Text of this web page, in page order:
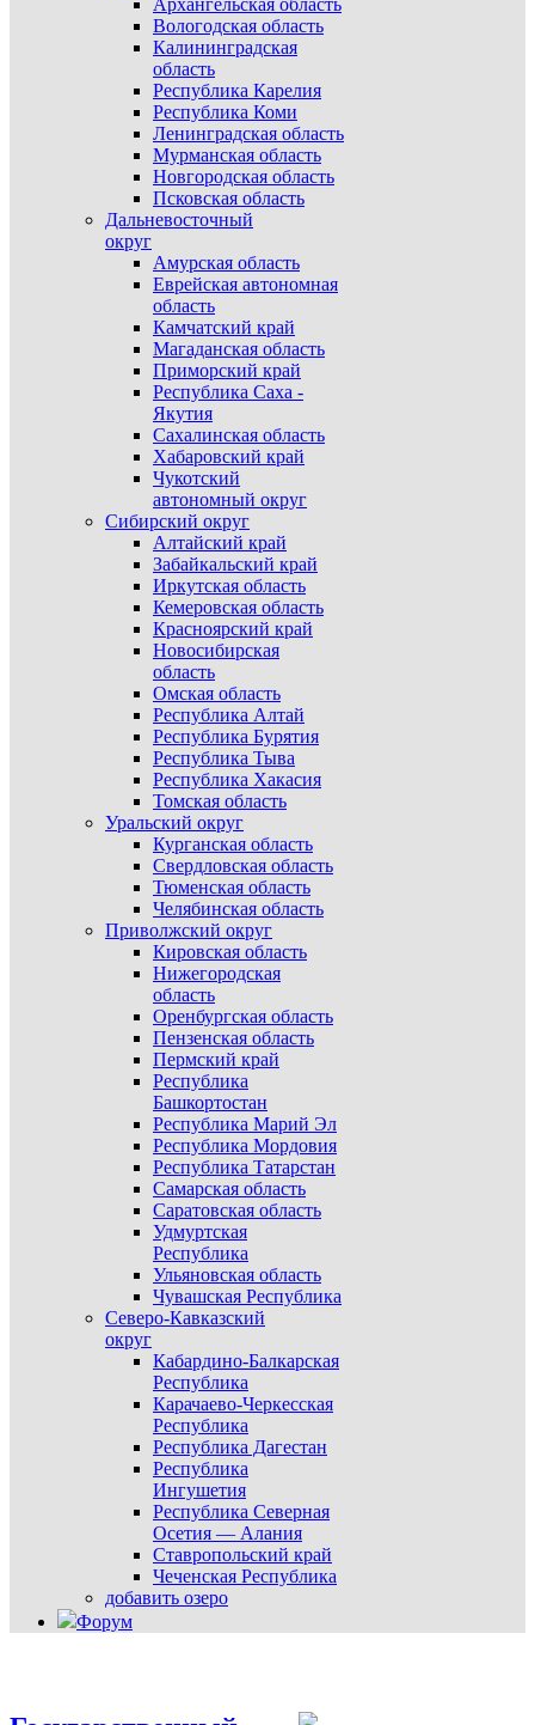
Архангельская область
Вологодская область
Калининградская
область
Республика Карелия
Республика Коми
Ленинградская область
Мурманская область
Новгородская область
Псковская область
Дальневосточный
округ
Амурская область
Еврейская автономная
область
Камчатский край
Магаданская область
Приморский край
Республика Саха -
Якутия
Сахалинская область
Хабаровский край
Чукотский
автономный округ
Сибирский округ
Алтайский край
Забайкальский край
Иркутская область
Кемеровская область
Красноярский край
Новосибирская
область
Омская область
Республика Алтай
Республика Бурятия
Республика Тыва
Республика Хакасия
Томская область
Уральский округ
Курганская область
Свердловская область
Тюменская область
Челябинская область
Приволжский округ
Кировская область
Нижегородская
область
Оренбургская область
Пензенская область
Пермский край
Республика
Башкортостан
Республика Марий Эл
Республика Мордовия
Республика Татарстан
Самарская область
Саратовская область
Удмуртская
Республика
Ульяновская область
Чувашская Республика
Северо-Кавказский
округ
Кабардино-Балкарская
Республика
Карачаево-Черкесская
Республика
Республика Дагестан
Республика
Ингушетия
Республика Северная
Осетия — Алания
Ставропольский край
Чеченская Республика
добавить озеро
Форум